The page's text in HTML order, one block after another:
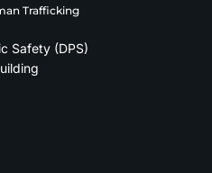
Trafficking
Safety (DPS)